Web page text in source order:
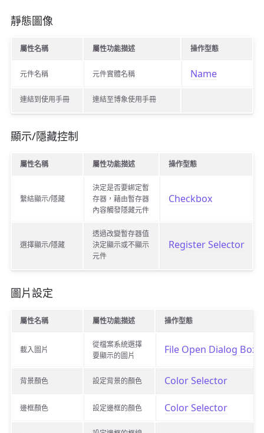
靜態圖像
屬性名稱 屬性功能描述 操作型態
元件名稱 元件實體名稱 Name
連結到使用手冊 連結至博象使用手冊
顯示/隱藏控制
屬性名稱 屬性功能描述 操作型態
繫結顯示/隱藏
決定是否要綁定暫
存器，藉由暫存器
內容觸發隱藏元件
Checkbox
選擇顯示/隱藏
透過改變暫存器值
決定顯示或不顯示
元件
Register Selector
圖片設定
屬性名稱 屬性功能描述 操作型態
載入圖片
從檔案系統選擇
要顯示的圖片
File Open Dialog Box
背景顏色 設定背景的顏色 Color Selector
邊框顏色 設定邊框的顏色 Color Selector